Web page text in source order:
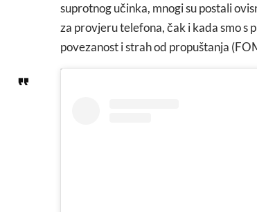
suprotnog učinka, mnogi su postali
za provjeru telefona, čak i kada smo s
povezanost i strah od propuštanja